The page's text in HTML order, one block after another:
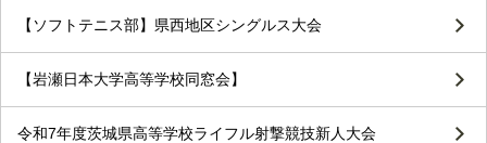
【ソフトテニス部】県西地区シングルス大会
【岩瀬日本大学高等学校同窓会】
令和7年度茨城県高等学校ライフル射撃競技新人大会